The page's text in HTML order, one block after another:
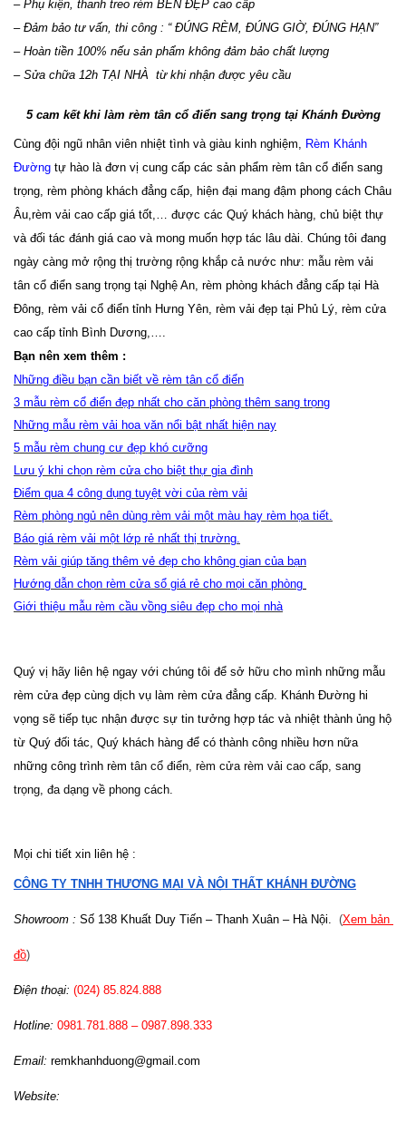
– Phụ kiện, thanh treo rèm BỀN ĐẸP cao cấp
– Đảm bảo tư vấn, thi công : “ ĐÚNG RÈM, ĐÚNG GIỜ, ĐÚNG HẠN”
– Hoàn tiền 100% nếu sản phẩm không đảm bảo chất lượng
– Sửa chữa 12h TẠI NHÀ  từ khi nhận được yêu cầu
5 cam kết khi làm rèm tân cổ điển sang trọng tại Khánh Đường
Cùng đội ngũ nhân viên nhiệt tình và giàu kinh nghiệm, Rèm Khánh
Đường tự hào là đơn vị cung cấp các sản phẩm rèm tân cổ điển sang
trọng, rèm phòng khách đẳng cấp, hiện đại mang đậm phong cách Châu
Âu,rèm vải cao cấp giá tốt,… được các Quý khách hàng, chủ biệt thự
và đối tác đánh giá cao và mong muốn hợp tác lâu dài. Chúng tôi đang
ngày càng mở rộng thị trường rộng khắp cả nước như: mẫu rèm vải
tân cổ điển sang trọng tại Nghệ An, rèm phòng khách đẳng cấp tại Hà
Đông, rèm vải cổ điển tỉnh Hưng Yên, rèm vải đẹp tại Phủ Lý, rèm cửa
cao cấp tỉnh Bình Dương,….
Bạn nên xem thêm :
Những điều bạn cần biết về rèm tân cổ điển
3 mẫu rèm cổ điển đẹp nhất cho căn phòng thêm sang trọng
Những mẫu rèm vải hoa văn nổi bật nhất hiện nay
5 mẫu rèm chung cư đẹp khó cưỡng
Lưu ý khi chọn rèm cửa cho biệt thự gia đình
Điểm qua 4 công dụng tuyệt vời của rèm vải
Rèm phòng ngủ nên dùng rèm vải một màu hay rèm họa tiết.
Báo giá rèm vải một lớp rẻ nhất thị trường.
Rèm vải giúp tăng thêm vẻ đẹp cho không gian của bạn
Hướng dẫn chọn rèm cửa sổ giá rẻ cho mọi căn phòng
Giới thiệu mẫu rèm cầu vồng siêu đẹp cho mọi nhà
Quý vị hãy liên hệ ngay với chúng tôi để sở hữu cho mình những mẫu
rèm cửa đẹp cùng dịch vụ làm rèm cửa đẳng cấp. Khánh Đường hi
vọng sẽ tiếp tục nhận được sự tin tưởng hợp tác và nhiệt thành ủng hộ
từ Quý đối tác, Quý khách hàng để có thành công nhiều hơn nữa
những công trình rèm tân cổ điển, rèm cửa rèm vải cao cấp, sang
trọng, đa dạng về phong cách.
Mọi chi tiết xin liên hệ :
CÔNG TY TNHH THƯƠNG MẠI VÀ NỘI THẤT KHÁNH ĐƯỜNG
Showroom : Số 138 Khuất Duy Tiến – Thanh Xuân – Hà Nội. (Xem bản
đồ)
Điện thoại: (024) 85.824.888
Hotline: 0981.781.888 – 0987.898.333
Email: remkhanhduong@gmail.com
Website: